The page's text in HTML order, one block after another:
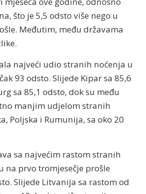
što je 5,5 odsto više nego u
Međutim, među državama
najveći udio stranih noćenja u
93 odsto. Slijede Kipar sa 85,6
sa 85,1 odsto, dok su među
manjim udjelom stranih
Poljska i Rumunija, sa oko 20
sa najvećim rastom stranih
na prvo tromjesečje prošle
Slijede Litvanija sa rastom od